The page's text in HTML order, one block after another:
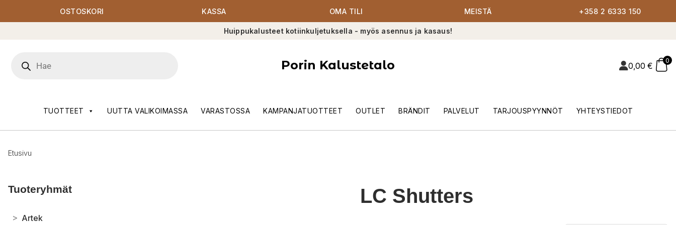
OSTOSKORI KASSA OMA TILI MEISTÄ +358 2 6333 150
Huippukalusteet kotiinkuljetuksella - myös asennus ja kasaus!
search
Porin Kalustetalo 0,00 €
0
TUOTTEET UUTTA VALIKOIMASSA VARASTOSSA KAMPANJATUOTTEET OUTLET BRÄNDIT PALVELUT TARJOUSPYYNNÖT YHTEYSTIEDOT
Etusivu
Tuoteryhmät
> Artek
LC Shutters